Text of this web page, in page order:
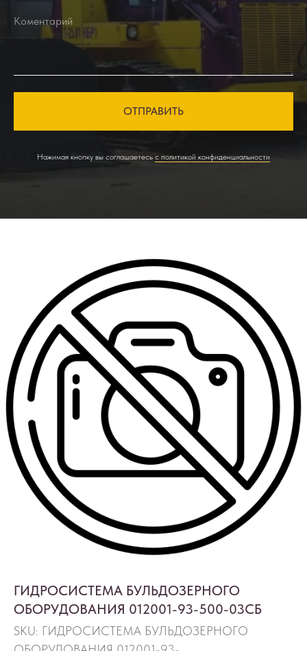
ОТПРАВИТЬ
Нажимая кнопку вы соглашаетесь с политикой конфиденциальности
ГИДРОСИСТЕМА БУЛЬДОЗЕРНОГО
ОБОРУДОВАНИЯ 012001-93-500-03СБ
SKU: ГИДРОСИСТЕМА БУЛЬДОЗЕРНОГО